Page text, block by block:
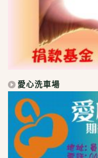
愛心洗車場